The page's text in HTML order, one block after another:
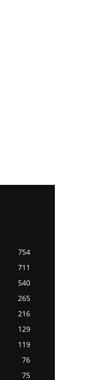
754
711
540
265
216
129
119
76
75